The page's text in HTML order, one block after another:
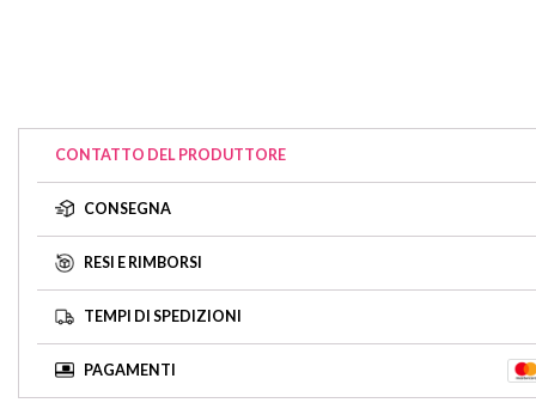
CONTATTO DEL PRODUTTORE
CONSEGNA
RESI E RIMBORSI
TEMPI DI SPEDIZIONI
PAGAMENTI